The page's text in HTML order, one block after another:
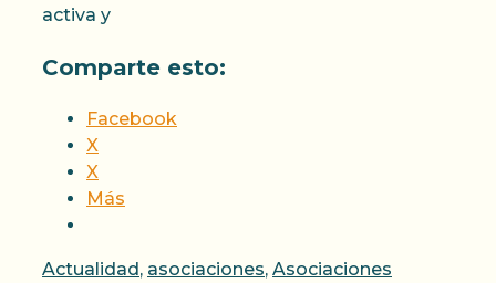
activa y
Comparte esto:
Facebook
X
X
Más
Categorías
Actualidad, asociaciones, Asociaciones